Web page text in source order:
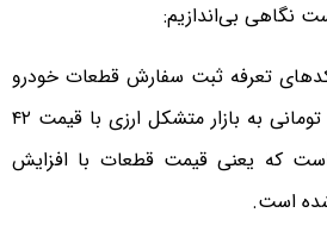
نگاهی بی‌اندازیم:
کدهای تعرفه ثبت سفارش قطعات خودرو
از محل ارز ۲۸ هزار و ۵۰۰ تومانی به بازار متشکل ارزی با قیمت ۴۲
که یعنی قیمت قطعات با افزایش